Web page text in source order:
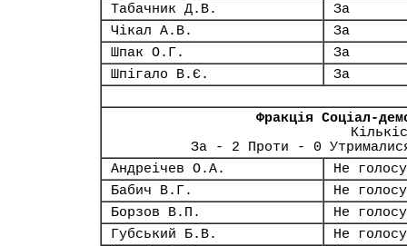
Табачник Д.В.
За
Чікал А.В.
За
Шпак О.Г.
За
Шпігало В.Є.
За
Фракція Соціал-
За - 2 Проти - 0
Андреічев О.А.
Не
Бабич В.Г.
Не
Борзов В.П.
Не
Губський Б.В.
Не